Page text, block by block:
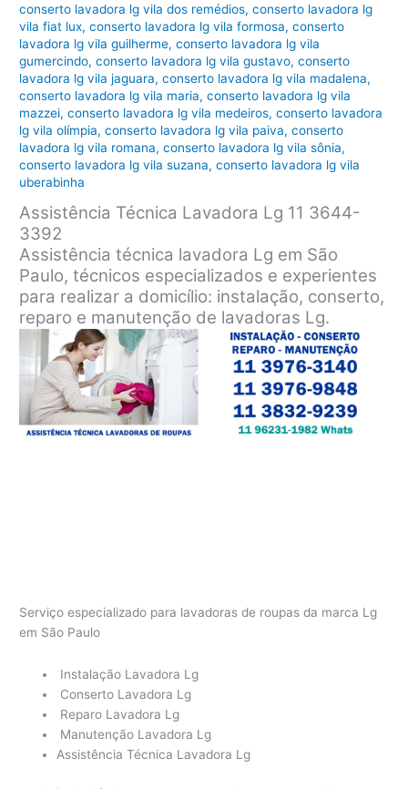
conserto lavadora lg vila dos remédios,conserto lavadora lg
vila fiat lux,conserto lavadora lg vila formosa,conserto
lavadora lg vila guilherme,conserto lavadora lg vila
gumercindo,conserto lavadora lg vila gustavo,conserto
lavadora lg vila jaguara,conserto lavadora lg vila madalena,
conserto lavadora lg vila maria,conserto lavadora lg vila
mazzei,conserto lavadora lg vila medeiros,conserto lavadora
lg vila olímpia,conserto lavadora lg vila paiva,conserto
lavadora lg vila romana,conserto lavadora lg vila sônia,
conserto lavadora lg vila suzana,conserto lavadora lg vila
uberabinha
Assistência Técnica Lavadora Lg 11 3644-
3392
Assistência técnica lavadora Lg em São
Paulo, técnicos especializados e experientes
para realizar a domicílio: instalação, conserto,
reparo e manutenção de lavadoras Lg.
Serviço especializado para lavadoras de roupas da marca Lg
em São Paulo
Instalação Lavadora Lg
Conserto Lavadora Lg
Reparo Lavadora Lg
Manutenção Lavadora Lg
Assistência Técnica Lavadora Lg